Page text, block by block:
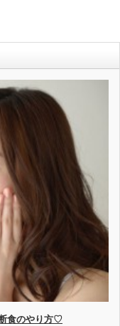
食のやり方♡